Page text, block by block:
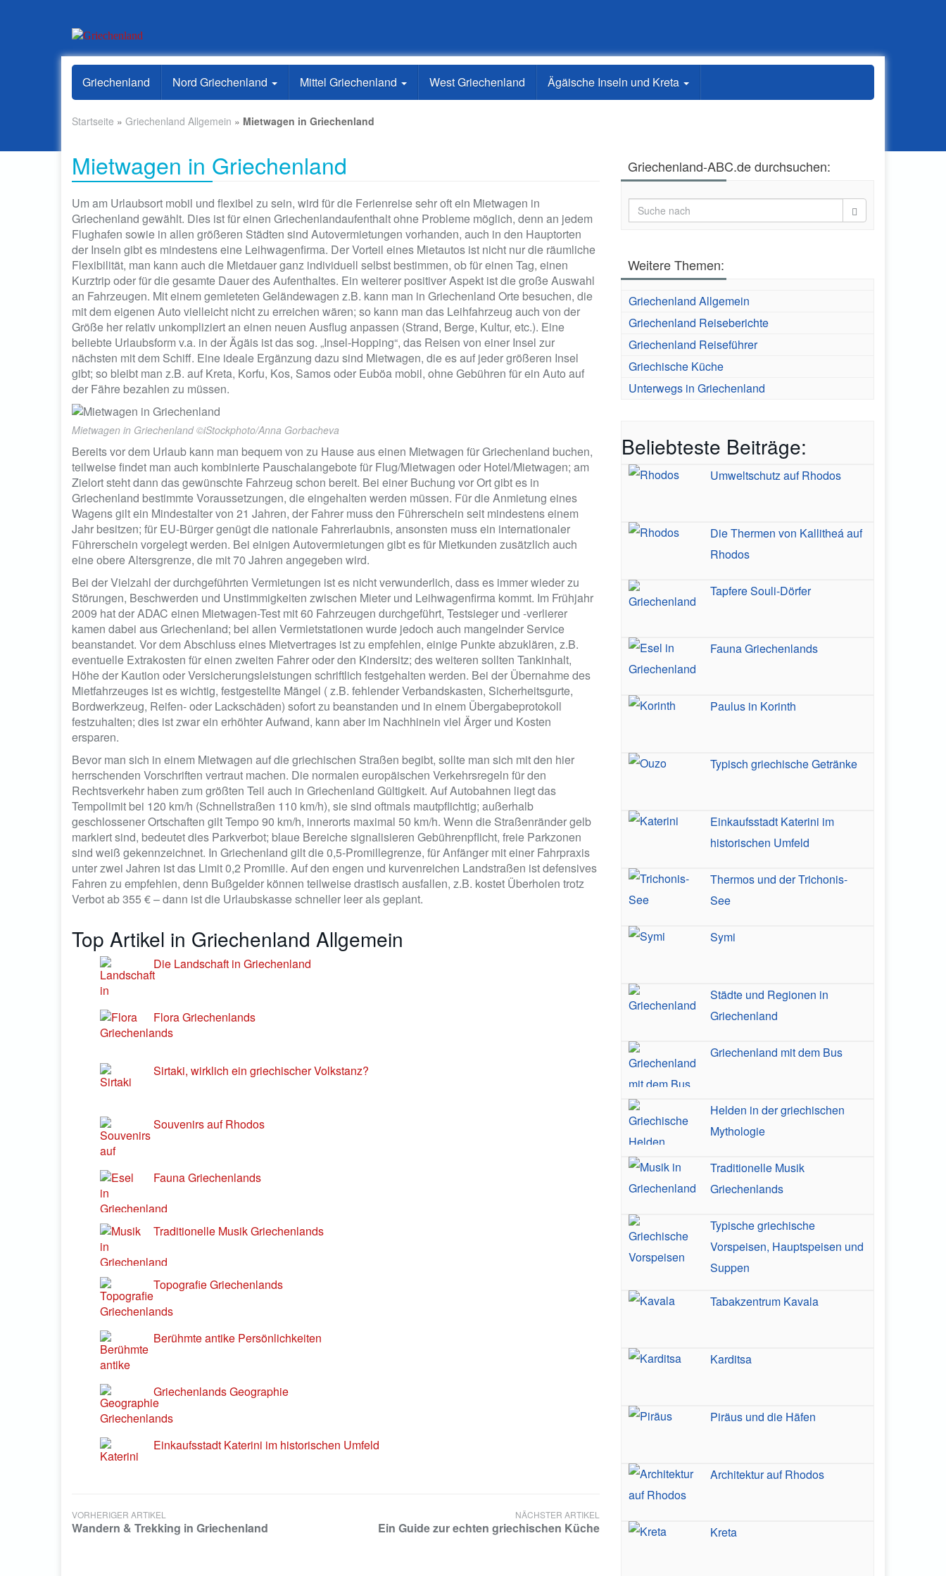
Griechenland Nord Griechenland Mittel Griechenland West Griechenland Ägäische Inseln und Kreta
Startseite » Griechenland Allgemein » Mietwagen in Griechenland
Mietwagen in Griechenland
Um am Urlaubsort mobil und flexibel zu sein, wird für die Ferienreise sehr oft ein Mietwagen in
Griechenland gewählt. Dies ist für einen Griechenlandaufenthalt ohne Probleme möglich, denn an jedem
Flughafen sowie in allen größeren Städten sind Autovermietungen vorhanden, auch in den Hauptorten
der Inseln gibt es mindestens eine Leihwagenfirma. Der Vorteil eines Mietautos ist nicht nur die räumliche
Flexibilität, man kann auch die Mietdauer ganz individuell selbst bestimmen, ob für einen Tag, einen
Kurztrip oder für die gesamte Dauer des Aufenthaltes. Ein weiterer positiver Aspekt ist die große Auswahl
an Fahrzeugen. Mit einem gemieteten Geländewagen z.B. kann man in Griechenland Orte besuchen, die
mit dem eigenen Auto vielleicht nicht zu erreichen wären; so kann man das Leihfahrzeug auch von der
Größe her relativ unkompliziert an einen neuen Ausflug anpassen (Strand, Berge, Kultur, etc.). Eine
beliebte Urlaubsform v.a. in der Ägäis ist das sog. „Insel-Hopping“, das Reisen von einer Insel zur
nächsten mit dem Schiff. Eine ideale Ergänzung dazu sind Mietwagen, die es auf jeder größeren Insel
gibt; so bleibt man z.B. auf Kreta, Korfu, Kos, Samos oder Euböa mobil, ohne Gebühren für ein Auto auf
der Fähre bezahlen zu müssen.
Mietwagen in Griechenland ©iStockphoto/Anna Gorbacheva
Bereits vor dem Urlaub kann man bequem von zu Hause aus einen Mietwagen für Griechenland buchen,
teilweise findet man auch kombinierte Pauschalangebote für Flug/Mietwagen oder Hotel/Mietwagen; am
Zielort steht dann das gewünschte Fahrzeug schon bereit. Bei einer Buchung vor Ort gibt es in
Griechenland bestimmte Voraussetzungen, die eingehalten werden müssen. Für die Anmietung eines
Wagens gilt ein Mindestalter von 21 Jahren, der Fahrer muss den Führerschein seit mindestens einem
Jahr besitzen; für EU-Bürger genügt die nationale Fahrerlaubnis, ansonsten muss ein internationaler
Führerschein vorgelegt werden. Bei einigen Autovermietungen gibt es für Mietkunden zusätzlich auch
eine obere Altersgrenze, die mit 70 Jahren angegeben wird.
Bei der Vielzahl der durchgeführten Vermietungen ist es nicht verwunderlich, dass es immer wieder zu
Störungen, Beschwerden und Unstimmigkeiten zwischen Mieter und Leihwagenfirma kommt. Im Frühjahr
2009 hat der ADAC einen Mietwagen-Test mit 60 Fahrzeugen durchgeführt, Testsieger und -verlierer
kamen dabei aus Griechenland; bei allen Vermietstationen wurde jedoch auch mangelnder Service
beanstandet. Vor dem Abschluss eines Mietvertrages ist zu empfehlen, einige Punkte abzuklären, z.B.
eventuelle Extrakosten für einen zweiten Fahrer oder den Kindersitz; des weiteren sollten Tankinhalt,
Höhe der Kaution oder Versicherungsleistungen schriftlich festgehalten werden. Bei der Übernahme des
Mietfahrzeuges ist es wichtig, festgestellte Mängel ( z.B. fehlender Verbandskasten, Sicherheitsgurte,
Bordwerkzeug, Reifen- oder Lackschäden) sofort zu beanstanden und in einem Übergabeprotokoll
festzuhalten; dies ist zwar ein erhöhter Aufwand, kann aber im Nachhinein viel Ärger und Kosten
ersparen.
Bevor man sich in einem Mietwagen auf die griechischen Straßen begibt, sollte man sich mit den hier
herrschenden Vorschriften vertraut machen. Die normalen europäischen Verkehrsregeln für den
Rechtsverkehr haben zum größten Teil auch in Griechenland Gültigkeit. Auf Autobahnen liegt das
Tempolimit bei 120 km/h (Schnellstraßen 110 km/h), sie sind oftmals mautpflichtig; außerhalb
geschlossener Ortschaften gilt Tempo 90 km/h, innerorts maximal 50 km/h. Wenn die Straßenränder gelb
markiert sind, bedeutet dies Parkverbot; blaue Bereiche signalisieren Gebührenpflicht, freie Parkzonen
sind weiß gekennzeichnet. In Griechenland gilt die 0,5-Promillegrenze, für Anfänger mit einer Fahrpraxis
unter zwei Jahren ist das Limit 0,2 Promille. Auf den engen und kurvenreichen Landstraßen ist defensives
Fahren zu empfehlen, denn Bußgelder können teilweise drastisch ausfallen, z.B. kostet Überholen trotz
Verbot ab 355 € – dann ist die Urlaubskasse schneller leer als geplant.
Top Artikel in Griechenland Allgemein
Die Landschaft in Griechenland
Flora Griechenlands
Sirtaki, wirklich ein griechischer Volkstanz?
Souvenirs auf Rhodos
Fauna Griechenlands
Traditionelle Musik Griechenlands
Topografie Griechenlands
Berühmte antike Persönlichkeiten
Griechenlands Geographie
Einkaufsstadt Katerini im historischen Umfeld
VORHERIGER ARTIKEL
Wandern & Trekking in Griechenland
NÄCHSTER ARTIKEL
Ein Guide zur echten griechischen Küche
Griechenland-ABC.de durchsuchen:
Weitere Themen:
Griechenland Allgemein
Griechenland Reiseberichte
Griechenland Reiseführer
Griechische Küche
Unterwegs in Griechenland
Beliebteste Beiträge:
Umweltschutz auf Rhodos
Die Thermen von Kallitheá auf
Rhodos
Tapfere Souli-Dörfer
Fauna Griechenlands
Paulus in Korinth
Typisch griechische Getränke
Einkaufsstadt Katerini im
historischen Umfeld
Thermos und der Trichonis-
See
Symi
Städte und Regionen in
Griechenland
Griechenland mit dem Bus
Helden in der griechischen
Mythologie
Traditionelle Musik
Griechenlands
Typische griechische
Vorspeisen, Hauptspeisen und
Suppen
Tabakzentrum Kavala
Karditsa
Piräus und die Häfen
Architektur auf Rhodos
Kreta